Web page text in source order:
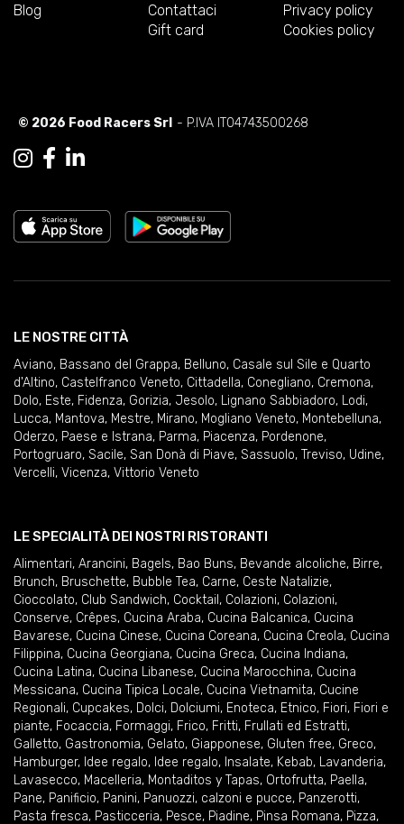
Blog
Contattaci
Gift card
Privacy policy
Cookies policy
© 2026 Food Racers Srl - P.IVA IT04743500268
LE NOSTRE CITTÀ
Aviano, Bassano del Grappa, Belluno, Casale sul Sile e Quarto
d'Altino, Castelfranco Veneto, Cittadella, Conegliano, Cremona,
Dolo, Este, Fidenza, Gorizia, Jesolo, Lignano Sabbiadoro, Lodi,
Lucca, Mantova, Mestre, Mirano, Mogliano Veneto, Montebelluna,
Oderzo, Paese e Istrana, Parma, Piacenza, Pordenone,
Portogruaro, Sacile, San Donà di Piave, Sassuolo, Treviso, Udine,
Vercelli, Vicenza, Vittorio Veneto
LE SPECIALITÀ DEI NOSTRI RISTORANTI
Alimentari, Arancini, Bagels, Bao Buns, Bevande alcoliche, Birre,
Brunch, Bruschette, Bubble Tea, Carne, Ceste Natalizie,
Cioccolato, Club Sandwich, Cocktail , Colazioni, Colazioni,
Conserve, Crêpes, Cucina Araba, Cucina Balcanica, Cucina
Bavarese, Cucina Cinese, Cucina Coreana, Cucina Creola, Cucina
Filippina, Cucina Georgiana, Cucina Greca, Cucina Indiana,
Cucina Latina, Cucina Libanese, Cucina Marocchina, Cucina
Messicana, Cucina Tipica Locale, Cucina Vietnamita, Cucine
Regionali, Cupcakes, Dolci, Dolciumi, Enoteca, Etnico, Fiori, Fiori e
piante, Focaccia, Formaggi, Frico, Fritti, Frullati ed Estratti,
Galletto, Gastronomia, Gelato, Giapponese, Gluten free, Greco,
Hamburger, Idee regalo, Idee regalo, Insalate, Kebab, Lavanderia,
Lavasecco, Macelleria, Montaditos y Tapas, Ortofrutta, Paella,
Pane, Panificio, Panini, Panuozzi, calzoni e pucce, Panzerotti,
Pasta fresca, Pasticceria, Pesce, Piadine, Pinsa Romana, Pizza,